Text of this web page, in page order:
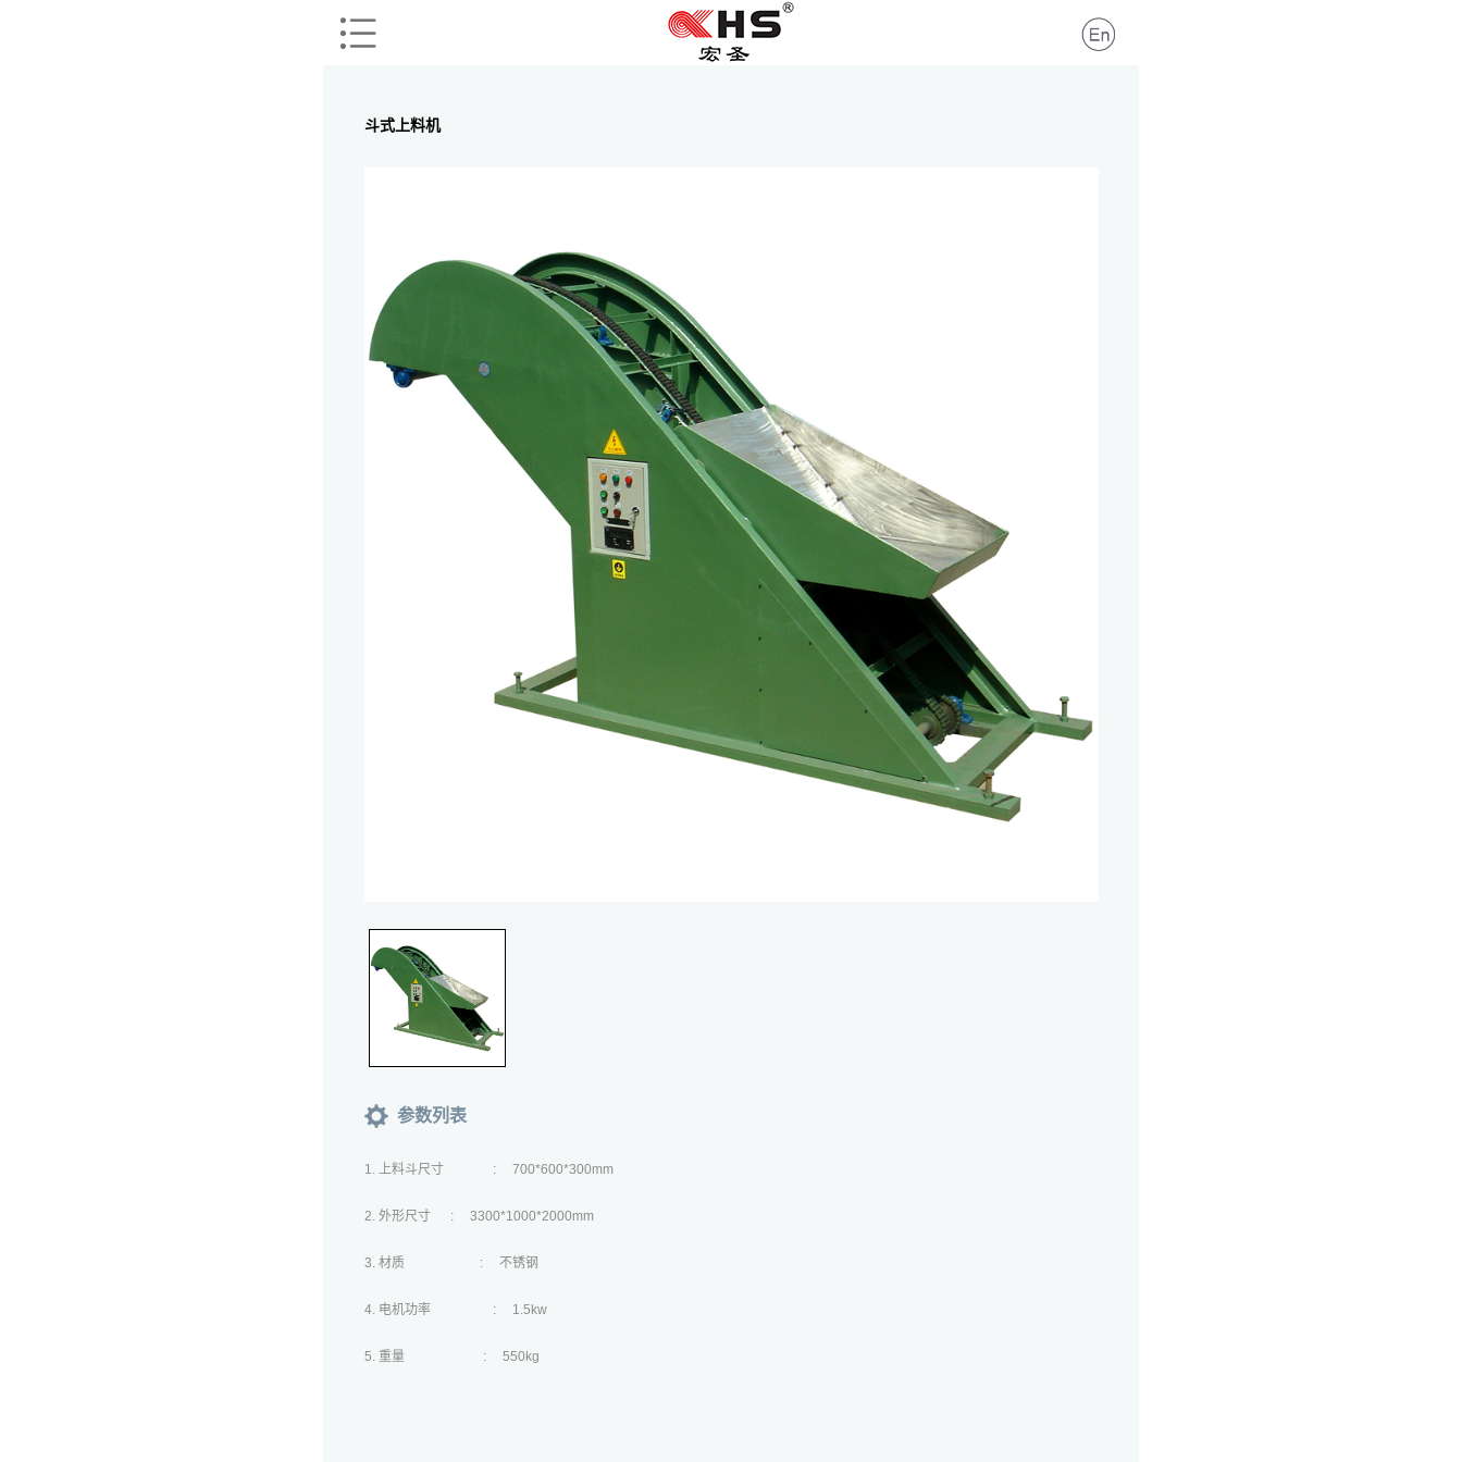
斗式上料机
参数列表
1. 上料斗尺寸 : 700*600*300mm
2. 外形尺寸 : 3300*1000*2000mm
3. 材质 : 不锈钢
4. 电机功率 : 1.5kw
5. 重量 : 550kg